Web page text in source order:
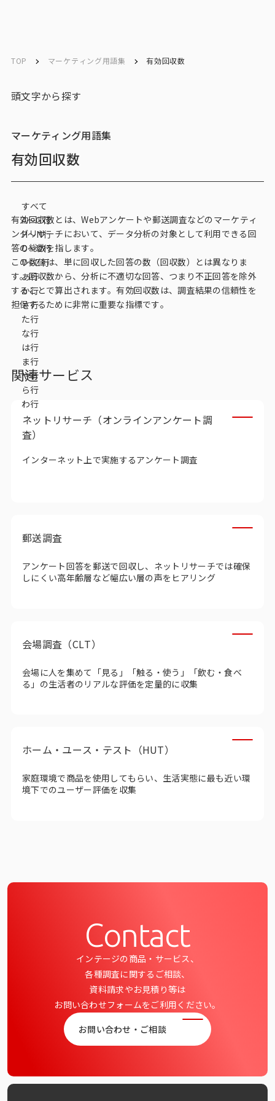
サービス一覧
サービストップ
マーケティングリサーチ
データベース
データ解析・予測
マーケティング支援
マーケティングDX
課題から探す
市場・顧客理解に関する課題
TOP マーケティング用語集 有効回収数
頭文字から探す
すべて
A〜G行
H〜N行
O〜U行
V～Z行
あ行
か行
さ行
た行
な行
は行
ま行
や行
ら行
わ行
マーケティング用語集
有効回収数
有効回収数とは、Webアンケートや郵送調査などのマーケティ
ングリサーチ において、データ分析の対象として利用できる回
答の総数を指します。
この数値は、単に回収した回答の数（回収数）とは異なりま
す。回収数から、分析に不適切な回答、つまり不正回答を除外
することで算出されます。有効回収数は、調査結果の信頼性を
担保するために非常に重要な指標です。
関連サービス
ネットリサーチ（オンラインアンケート調
査）
インターネット上で実施するアンケート調査
郵送調査
アンケート回答を郵送で回収し、ネットリサーチでは確保
しにくい高年齢層など幅広い層の声をヒアリング
会場調査（CLT）
会場に人を集めて「見る」「触る・使う」「飲む・食べ
る」の生活者のリアルな評価を定量的に収集
ホーム・ユース・テスト（HUT）
家庭環境で商品を使用してもらい、生活実態に最も近い環
境下でのユーザー評価を収集
Contact
インテージの商品・サービス、
各種調査に関するご相談、
資料請求やお見積り等は
お問い合わせフォームをご利用ください。
お問い合わせ・ご相談